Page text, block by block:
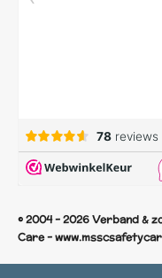
© 2004 - 2026 Verband &
Care -